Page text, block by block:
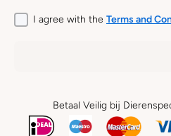
I agree with the Terms and
Betaal Veilig bij